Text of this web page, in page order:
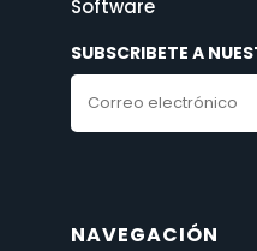
Software
SUBSCRIBETE A
NAVEGACIÓN